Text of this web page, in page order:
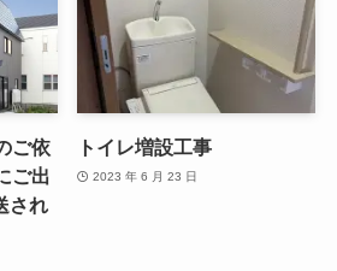
ご依
ご出
され
トイレ増設工事
2023 年 6 月 23 日